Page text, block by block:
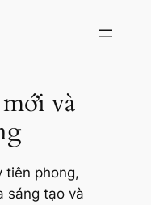
và
tiên phong,
sáng tạo và